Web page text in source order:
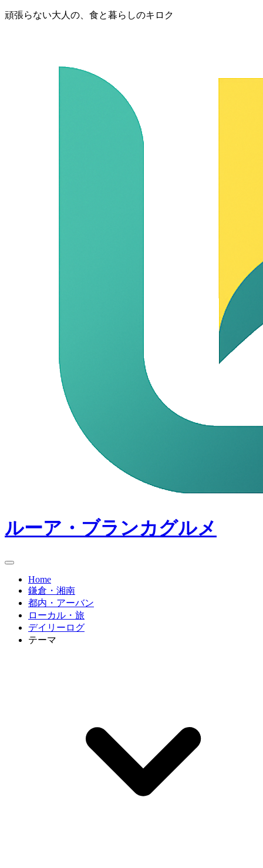
頑張らない大人の、食と暮らしのキロク
ルーア・ブランカグルメ
Home
鎌倉・湘南
都内・アーバン
ローカル・旅
デイリーログ
テーマ